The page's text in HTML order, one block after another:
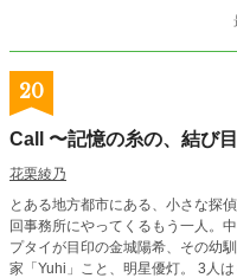
20
Call 〜記憶の糸の、結び
花栗綾乃
とある地方都市にある、小さな探偵事務所、「Call
回事務所にやってくるもう一人。中
プタイが目印の金城陽希、その幼
家「Yuhi」こと、明星優灯。 3人はもう一人の幼馴染の存在に気がつけるのか。